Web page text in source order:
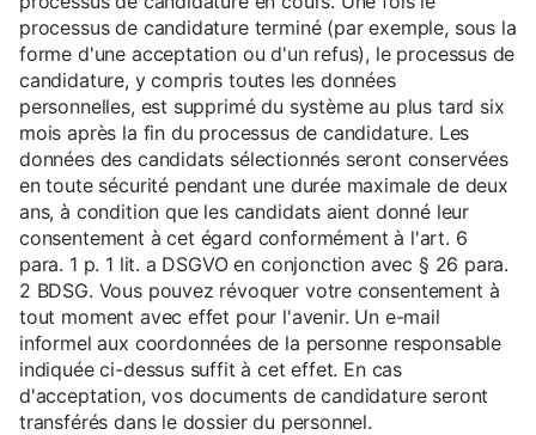
processus de candidature terminé (par exemple, sous la
forme d'une acceptation ou d'un refus), le processus de
candidature, y compris toutes les données
personnelles, est supprimé du système au plus tard six
mois après la fin du processus de candidature. Les
données des candidats sélectionnés seront conservées
en toute sécurité pendant une durée maximale de deux
ans, à condition que les candidats aient donné leur
consentement à cet égard conformément à l'art. 6
para. 1 p. 1 lit. a DSGVO en conjonction avec § 26 para.
2 BDSG. Vous pouvez révoquer votre consentement à
tout moment avec effet pour l'avenir. Un e-mail
informel aux coordonnées de la personne responsable
indiquée ci-dessus suffit à cet effet. En cas
d'acceptation, vos documents de candidature seront
transférés dans le dossier du personnel.